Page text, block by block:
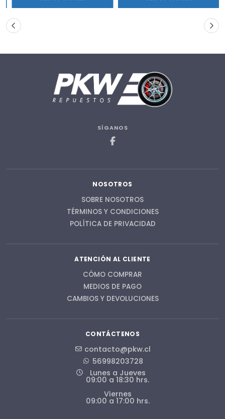
SÍGANOS
NOSOTROS
SOBRE NOSOTROS
TÉRMINOS Y CONDICIONES
POLÍTICA DE PRIVACIDAD
ATENCIÓN AL CLIENTE
CÓMO COMPRAR
MEDIOS DE PAGO
CAMBIOS Y DEVOLUCIONES
CONTÁCTENOS
contacto@pkw.cl
56998203728
Lunes a Jueves
09:00 a 18:30 hrs.
Viernes
09:00 a 17:00 hrs.